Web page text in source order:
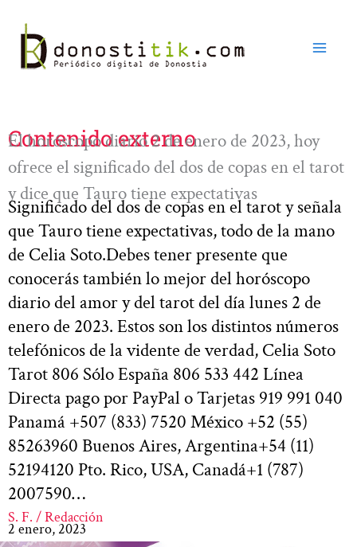
contenido
Contenido externo
El horóscopo diario 2 de enero de 2023, hoy
ofrece el significado del dos de copas en el tarot
y dice que Tauro tiene expectativas
Significado del dos de copas en el tarot y señala
que Tauro tiene expectativas, todo de la mano
de Celia Soto.Debes tener presente que
conocerás también lo mejor del horóscopo
diario del amor y del tarot del día lunes 2 de
enero de 2023. Estos son los distintos números
telefónicos de la vidente de verdad, Celia Soto
Tarot 806 Sólo España 806 533 442 Línea
Directa pago por PayPal o Tarjetas 919 991 040
Panamá +507 (833) 7520 México +52 (55)
85263960 Buenos Aires, Argentina+54 (11)
52194120 Pto. Rico, USA, Canadá+1 (787)
2007590…
S. F. / Redacción
2 enero, 2023